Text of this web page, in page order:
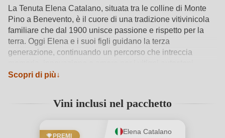
La Tenuta Elena Catalano, situata tra le colline di Monte
Pino a Benevento, è il cuore di una tradizione vitivinicola
familiare che dal 1900 unisce passione e rispetto per la
terra. Oggi Elena e i suoi figli guidano la terza
generazione, continuando un percorso che intreccia
campani. Dal 2013, grazie alla guida dell’enologo Alessio
Monte Pino. Tra queste spicca l’Aglianico, varietà simbolo
struttura e autenticità. Ogni fase produttiva è seguita con
Scopri di più
Vini inclusi nel pacchetto
PREMI
Elena Catalano